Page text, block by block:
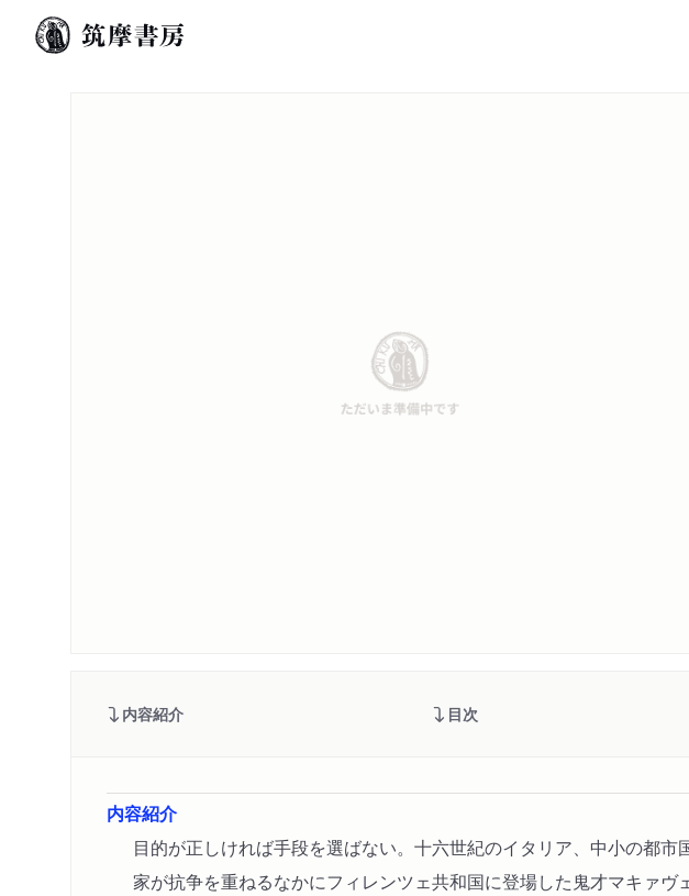
内容紹介 目次
内容紹介
目的が正しければ手段を選ばない。十六世紀のイタリア、中小の都市
家が抗争を重ねるなかにフィレンツェ共和国に登場した鬼才マキァヴ